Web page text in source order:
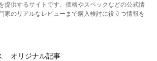
提供するサイトです。価格やスペックなどの公式情
家のリアルなレビューまで購入検討に役立つ情報を
オリジナル記事